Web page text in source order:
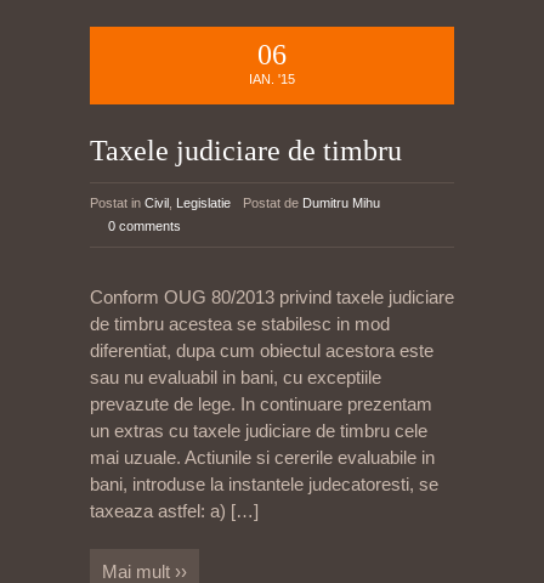
06
IAN. '15
Taxele judiciare de timbru
Postat in Civil Legislatie Postat de Dumitru Mihu
0 comments
Conform OUG 80/2013 privind taxele judiciare
de timbru acestea se stabilesc in mod
diferentiat, dupa cum obiectul acestora este
sau nu evaluabil in bani, cu exceptiile
prevazute de lege. In continuare prezentam
un extras cu taxele judiciare de timbru cele
mai uzuale. Actiunile si cererile evaluabile in
bani, introduse la instantele judecatoresti, se
taxeaza astfel: a) […]
Mai mult ››